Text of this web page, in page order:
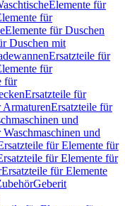
Elemente für
für
Elemente für Duschen
Duschen mit
Ersatzteile für
für
für
Ersatzteile für
ArmaturenErsatzteile für
und
und
für Elemente für
für Elemente für
Ersatzteile für Elemente
Geberit